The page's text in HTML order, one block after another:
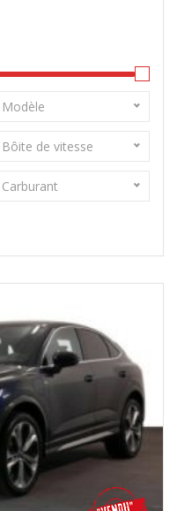
Modèle
Bôite de vitesse
Carburant